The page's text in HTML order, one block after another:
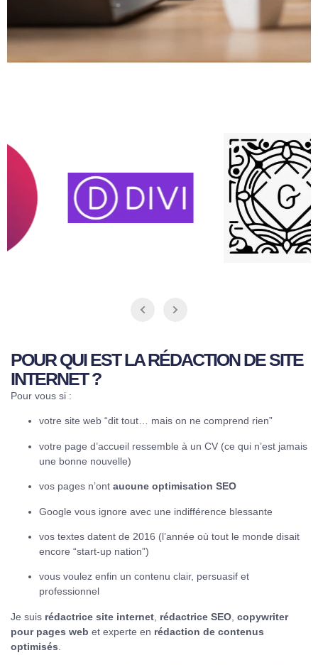
POUR QUI EST LA RÉDACTION DE SITE
INTERNET ?
Pour vous si :
votre site web “dit tout… mais on ne comprend rien”
votre page d’accueil ressemble à un CV (ce qui n’est jamais
une bonne nouvelle)
vos pages n’ont aucune optimisation SEO
Google vous ignore avec une indifférence blessante
vos textes datent de 2016 (l’année où tout le monde disait
encore “start-up nation”)
vous voulez enfin un contenu clair, persuasif et
professionnel
Je suis rédactrice site internet rédactrice SEO copywriter
pour pages web et experte en rédaction de contenus
optimisés